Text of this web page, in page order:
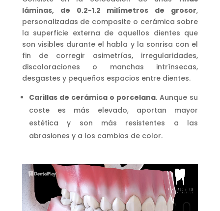
láminas, de 0.2-1.2 milímetros de grosor,
personalizadas de composite o cerámica sobre
la superficie externa de aquellos dientes que
son visibles durante el habla y la sonrisa con el
fin de corregir asimetrías, irregularidades,
discoloraciones o manchas intrínsecas,
desgastes y pequeños espacios entre dientes.
Carillas de cerámica o porcelana. Aunque su
coste es más elevado, aportan mayor
estética y son más resistentes a las
abrasiones y a los cambios de color.